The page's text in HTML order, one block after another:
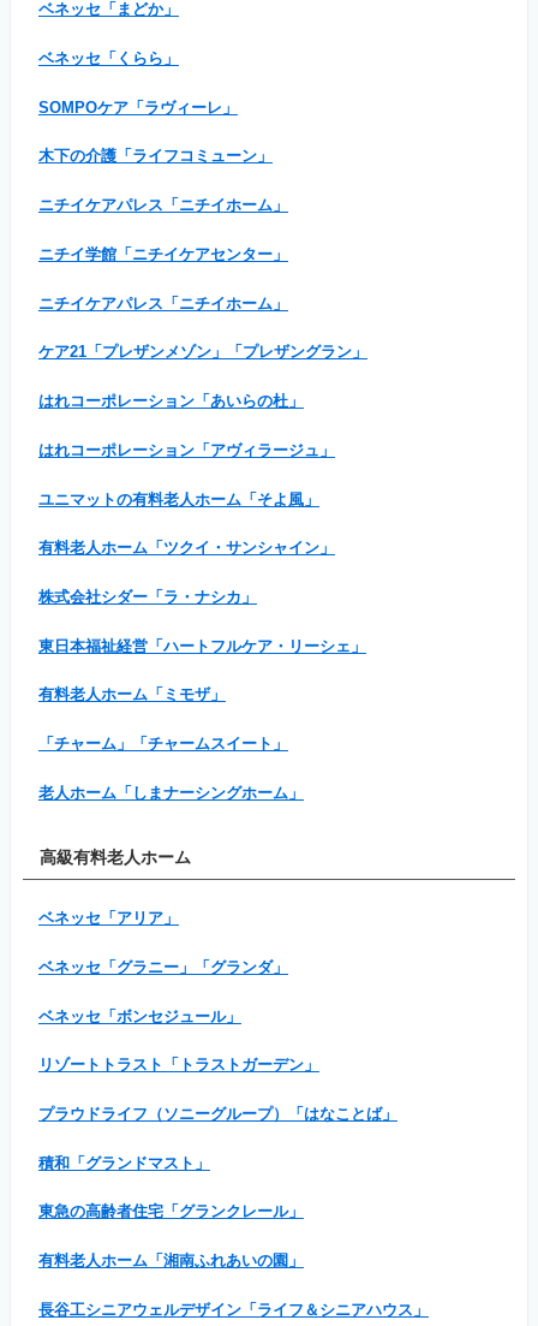
ベネッセ「まどか」
ベネッセ「くらら」
SOMPOケア「ラヴィーレ」
木下の介護「ライフコミューン」
ニチイケアパレス「ニチイホーム」
ニチイ学館「ニチイケアセンター」
ニチイケアパレス「ニチイホーム」
ケア21「プレザンメゾン」「プレザングラン」
はれコーポレーション「あいらの杜」
はれコーポレーション「アヴィラージュ」
ユニマットの有料老人ホーム「そよ風」
有料老人ホーム「ツクイ・サンシャイン」
株式会社シダー「ラ・ナシカ」
東日本福祉経営「ハートフルケア・リーシェ」
有料老人ホーム「ミモザ」
「チャーム」「チャームスイート」
老人ホーム「しまナーシングホーム」
高級有料老人ホーム
ベネッセ「アリア」
ベネッセ「グラニー」「グランダ」
ベネッセ「ボンセジュール」
リゾートトラスト「トラストガーデン」
プラウドライフ（ソニーグループ）「はなことば」
積和「グランドマスト」
東急の高齢者住宅「グランクレール」
有料老人ホーム「湘南ふれあいの園」
長谷工シニアウェルデザイン「ライフ＆シニアハウス」